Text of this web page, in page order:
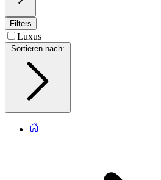
Filters
Luxus
Sortieren nach